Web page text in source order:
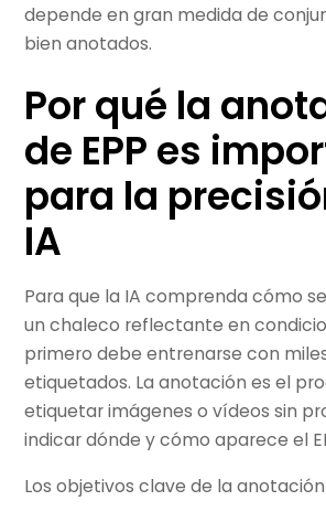
depende en gran medida de
bien anotados.
Por qué la
de EPP es
para la
IA
Para que la IA comprenda cómo
un chaleco reflectante en
primero debe entrenarse con
etiquetados. La anotación es el
etiquetar imágenes o vídeos sin
indicar dónde y cómo aparece el
Los objetivos clave de la